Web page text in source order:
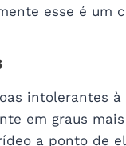
esse é um
intolerantes
em graus
a ponto de